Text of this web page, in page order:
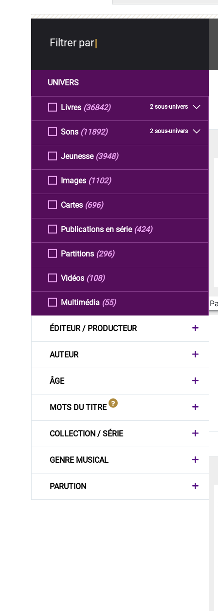
Filtrer par
UNIVERS
Livres 2 sous-univers
(36842)
Sons 2 sous-univers
(11892)
Jeunesse (3948)
Images (1102)
Cartes (696)
Publications en série (424)
Partitions (296)
Vidéos (108)
Multimédia (55)
ÉDITEUR / PRODUCTEUR
AUTEUR
ÂGE
MOTS DU TITRE
COLLECTION / SÉRIE
GENRE MUSICAL
PARUTION